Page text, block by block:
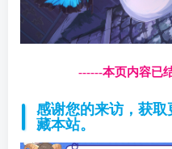
------本页内容已
感谢您的来访，获
藏本站。